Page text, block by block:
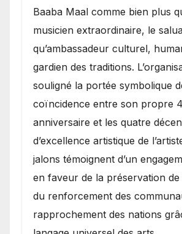
Baaba Maal comme bien plus
musicien extraordinaire, le
qu’ambassadeur culturel,
gardien des traditions.
souligné la portée symbolique
coïncidence entre son propre
anniversaire et les quatre
d’excellence artistique de
jalons témoignent d’un
en faveur de la préservation
du renforcement des
rapprochement des nations